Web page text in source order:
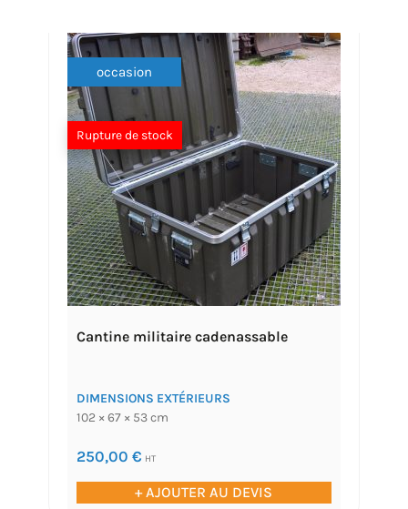
occasion
Rupture de stock
Cantine militaire cadenassable
DIMENSIONS EXTÉRIEURS
102 × 67 × 53 cm
250,00 € HT
+ AJOUTER AU DEVIS